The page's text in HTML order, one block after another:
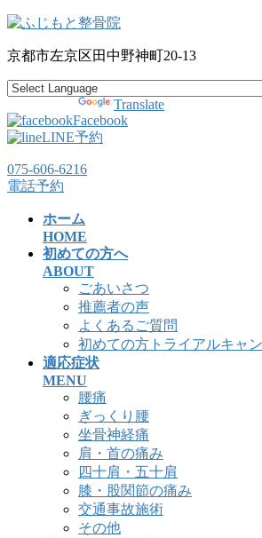
コ
テ
ン
ツ
へ
ス
ッ
プ
ナ
ゲ
ー
シ
ョ
ン
移
動
京都市左京区田中野神町20-13
Translate
Facebook
LINE予約
075-606-6216
電話予約
ホーム
HOME
初めての方へ
ABOUT
ごあいさつ
推薦者の声
よくあるご質問
初めての方トライアルキャ
適応症状
MENU
腰痛
ぎっくり腰
坐骨神経痛
肩・首の痛み
四十肩・五十肩
膝・股関節の痛み
交通事故施術
その他